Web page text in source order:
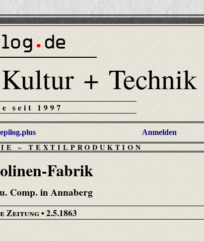
+ Technik
seit 1997
epilog.plus Anmelden
–TEXTILPRODUKTION
Fabrik
Comp. in Annaberg
• 2.5.1863